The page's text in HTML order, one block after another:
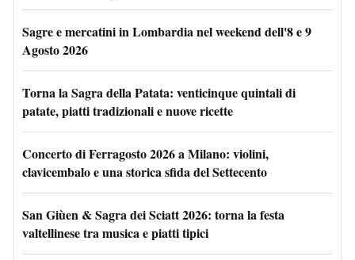
Sagre e mercatini in Lombardia nel weekend dell'8 e 9
Agosto 2026
Torna la Sagra della Patata: venticinque quintali di
patate, piatti tradizionali e nuove ricette
Concerto di Ferragosto 2026 a Milano: violini,
clavicembalo e una storica sfida del Settecento
San Giùen & Sagra dei Sciatt 2026: torna la festa
valtellinese tra musica e piatti tipici